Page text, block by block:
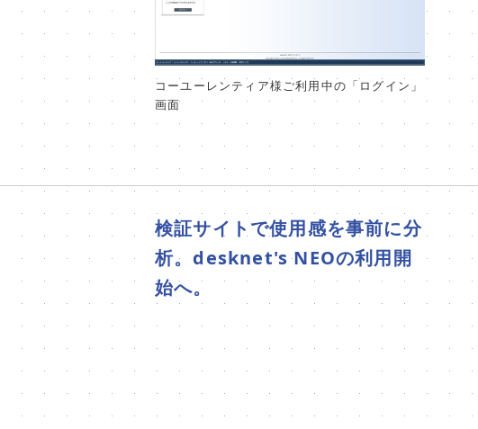
コーユーレンティア様ご利用中の「ログイン」
画面
検証サイトで使用感を事前に分
析。desknet's NEOの利用開
始へ。